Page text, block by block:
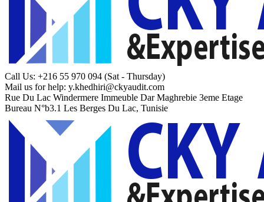
Call Us: +216 55 970 094 (Sat - Thursday)
Mail us for help: y.khedhiri@ckyaudit.com
Rue Du Lac Windermere Immeuble Dar Maghrebie 3eme Etage
Bureau N°b3.1 Les Berges Du Lac, Tunisie